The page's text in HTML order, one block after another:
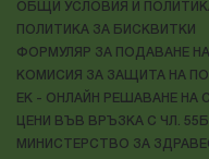
ОБЩИ УСЛОВИЯ И
ПОЛИТИКА ЗА БИСКВИТКИ
ФОРМУЛЯР ЗА ПОДАВАНЕ
КОМИСИЯ ЗА ЗАЩИТА НА
ЕК - ОНЛАЙН РЕШАВАНЕ НА
ЦЕНИ ВЪВ ВРЪЗКА С ЧЛ.
МИНИСТЕРСТВО ЗА